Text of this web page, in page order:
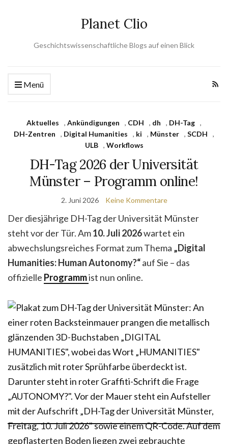
Planet Clio
Geschichtswissenschaftliche Blogs auf einen Blick
Menü
Aktuelles , Ankündigungen , CDH , dh , DH-Tag ,
DH-Zentren
, Digital Humanities , ki , Münster , SCDH
,
ULB
, Workflows
DH-Tag 2026 der Universität
Münster – Programm online!
2. Juni 2026 Keine Kommentare
Der diesjährige DH-Tag der Universität Münster
steht vor der Tür. Am10. Juli 2026wartet ein
abwechslungsreiches Format zum Thema „Digital
Humanities: Human Autonomy?“auf Sie – das
offizielle Programmist nun online.